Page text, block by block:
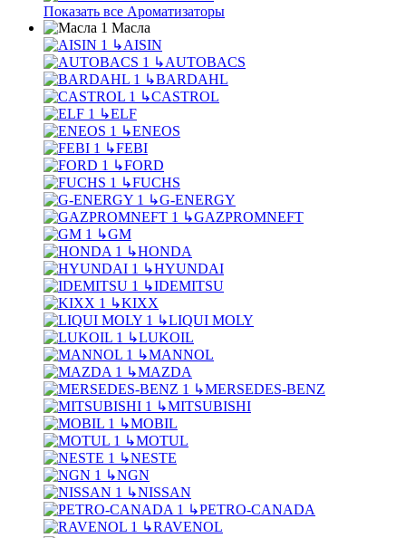
Показать все Ароматизаторы
Масла
↳AISIN
↳AUTOBACS
↳BARDAHL
↳CASTROL
↳ELF
↳ENEOS
↳FEBI
↳FORD
↳FUCHS
↳G-ENERGY
↳GAZPROMNEFT
↳GM
↳HONDA
↳HYUNDAI
↳IDEMITSU
↳KIXX
↳LIQUI MOLY
↳LUKOIL
↳MANNOL
↳MAZDA
↳MERSEDES-BENZ
↳MITSUBISHI
↳MOBIL
↳MOTUL
↳NESTE
↳NGN
↳NISSAN
↳PETRO-CANADA
↳RAVENOL